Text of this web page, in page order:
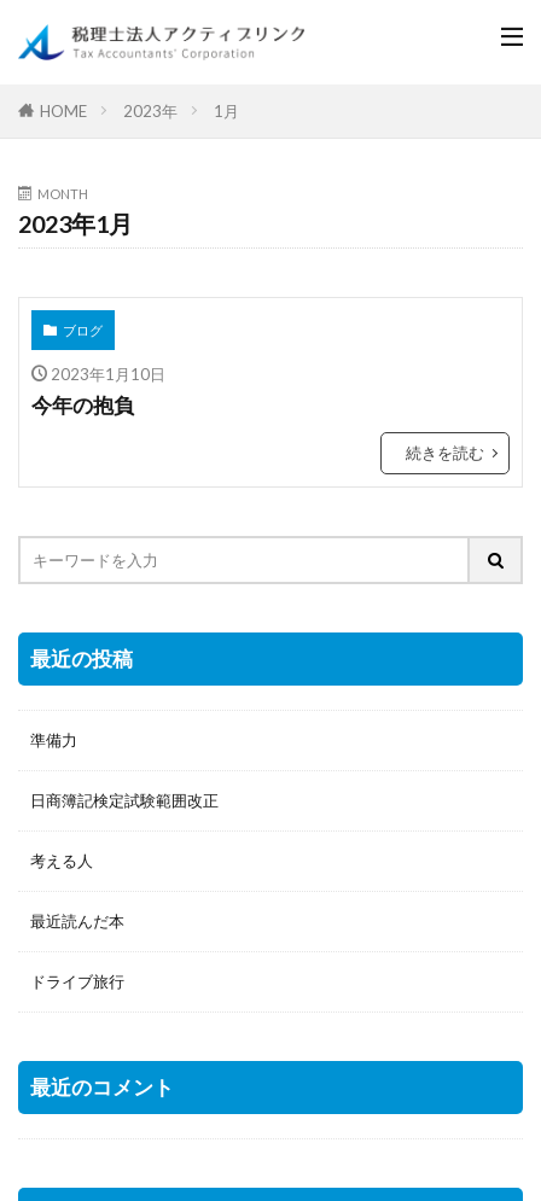
HOME 2023年 1月
MONTH
2023年1月
ブログ
2023年1月10日
今年の抱負
続きを読む
最近の投稿
準備力
日商簿記検定試験範囲改正
考える人
最近読んだ本
ドライブ旅行
最近のコメント